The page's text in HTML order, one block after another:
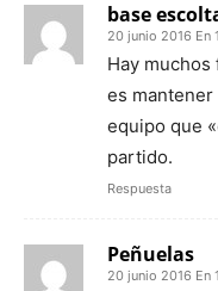
base
20 junio 2016 En
Hay
es
equipo que
partido.
Respuesta
Peñuelas
20 junio 2016 En